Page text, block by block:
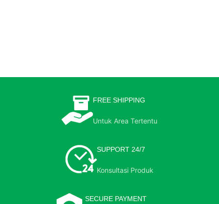
FREE SHIPPING
Untuk Area Tertentu
SUPPORT 24/7
Konsultasi Produk
SECURE PAYMENT